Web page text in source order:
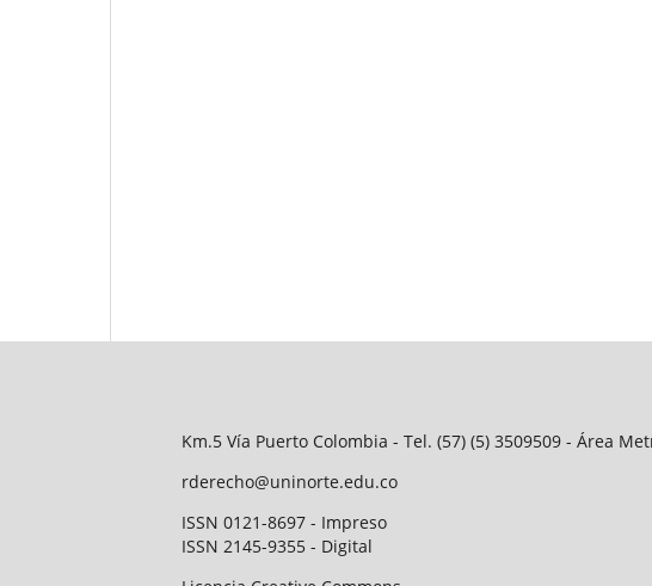
Km.5 Vía Puerto Colombia - Tel. (57) (5) 3509509 - Área
rderecho@uninorte.edu.co
ISSN 0121-8697 - Impreso
ISSN 2145-9355 - Digital